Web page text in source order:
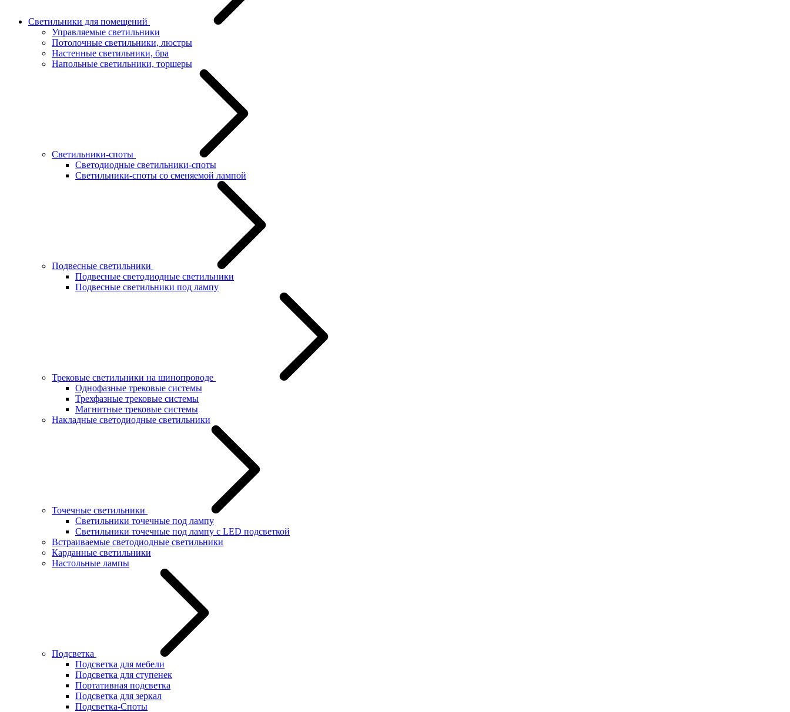
Светильники для помещений
Управляемые светильники
Потолочные светильники, люстры
Настенные светильники, бра
Напольные светильники, торшеры
Светильники-споты
Светодиодные светильники-споты
Светильники-споты со сменяемой лампой
Подвесные светильники
Подвесные светодиодные светильники
Подвесные светильники под лампу
Трековые светильники на шинопроводе
Однофазные трековые системы
Трехфазные трековые системы
Магнитные трековые системы
Накладные светодиодные светильники
Точечные светильники
Светильники точечные под лампу
Светильники точечные под лампу с LED подсветкой
Встраиваемые светодиодные светильники
Карданные светильники
Настольные лампы
Подсветка
Подсветка для мебели
Подсветка для ступенек
Портативная подсветка
Подсветка для зеркал
Подсветка-Споты